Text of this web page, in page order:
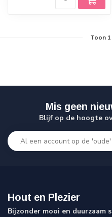
Toon 1
Mis geen
Blijf op de hoogte
Hout en Plezier
Bijzonder mooi en duurzaam